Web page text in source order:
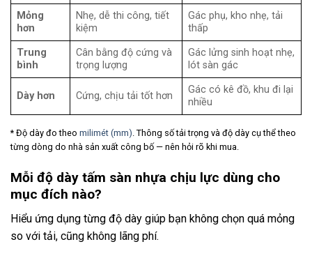
Mỏng
hơn
Nhẹ, dễ thi công, tiết
kiệm
Gác phụ, kho nhẹ, tải
thấp
Trung
bình
Cân bằng độ cứng và
trọng lượng
Gác lửng sinh hoạt nhẹ,
lót sàn gác
Dày hơn Cứng, chịu tải tốt hơn
Gác có kê đồ, khu đi lại
nhiều
* Độ dày đo theo milimét (mm). Thông số tải trọng và độ dày cụ thể theo
từng dòng do nhà sản xuất công bố — nên hỏi rõ khi mua.
Mỗi độ dày tấm sàn nhựa chịu lực dùng cho
mục đích nào?
Hiểu ứng dụng từng độ dày giúp bạn không chọn quá mỏng
so với tải, cũng không lãng phí.